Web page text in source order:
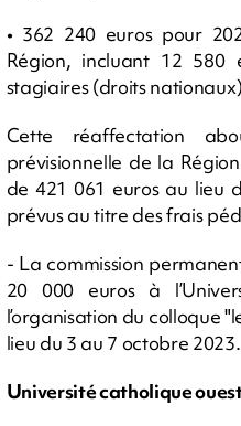
• 362 240 euros pour
Région, incluant 12 580
stagiaires (droits
Cette réaffectation
prévisionnelle de la
de 421 061 euros au lieu
prévus au titre des frais
- La commission
20 000 euros à
l’organisation du colloque
lieu du 3 au 7 octobre 2023.
Université catholique